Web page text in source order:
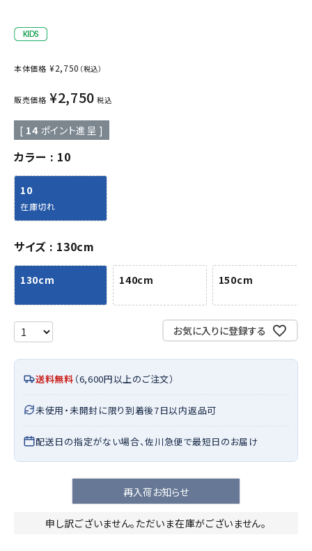
本体価格 ¥2,750 （税込）
販売価格 ¥2,750 税込
[ 14 ポイント進呈 ]
カラー 10
10
在庫切れ
サイズ 130cm
130cm 140cm 150cm
お気に入りに登録する
送料無料 （6,600円以上のご注文）
未使用・未開封に限り到着後7日以内返品可
配送日の指定がない場合、佐川急便で最短日のお届け
再入荷お知らせ
申し訳ございません。ただいま在庫がございません。